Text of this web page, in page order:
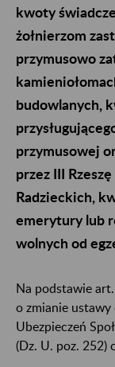
kwoty
żołnierzom
przymusowo
budowlanych,
przymusowej
przez III
Radzieckich,
emerytury lub
wolnych od
Na podstawie
o zmianie
Ubezpieczeń
(Dz. U. poz. 252)